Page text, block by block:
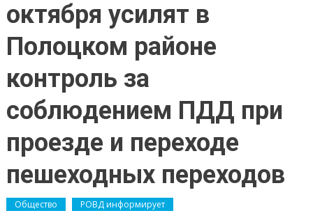
октября усилят в
Полоцком районе
контроль за
соблюдением ПДД при
проезде и переходе
пешеходных переходов
Общество РОВД информирует